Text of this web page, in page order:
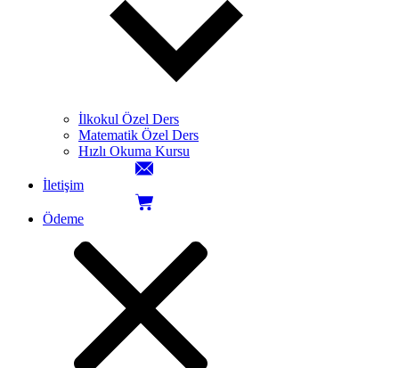
İlkokul Özel Ders
Matematik Özel Ders
Hızlı Okuma Kursu
İletişim
Ödeme